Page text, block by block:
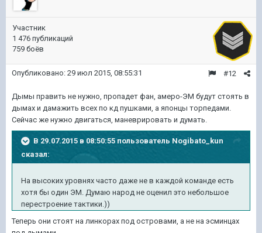
Участник
1 476 публикаций
759 боёв
#12
Опубликовано: 29 июл 2015, 08:55:31
Дымы править не нужно, пропадет фан, амеро-ЭМ будут стоять в
дымах и дамажить всех по кд пушками, а японцы торпедами.
Сейчас же нужно двигаться, маневрировать и думать.
В 29.07.2015 в 08:50:55 пользователь Nogibato_kun
сказал:
На высоких уровнях часто даже не в каждой команде есть
хотя бы один ЭМ. Думаю народ не оценил это небольшое
перестроение тактики.))
Теперь они стоят на линкорах под островами, а не на эсминцах